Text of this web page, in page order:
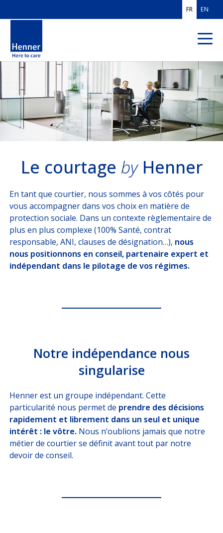
FR EN
QUI SOMMES- NOUS ?
Conseil
Gestion
CLIENTSFRANCE
CLIENTS MOBILITÉINTERNATIONALE
ESPACE CLIENT
ASSURÉ
ORGANISATION INTERNATIONALE
Le courtage byHenner
En tant que courtier, nous sommes à vos côtés pour
vous accompagner dans vos choix en matière de
protection sociale. Dans un contexte règlementaire de
plus en plus complexe (100% Santé, contrat
responsable, ANI, clauses de désignation…), nous
nous positionnons en conseil, partenaire expert et
indépendant dans le pilotage de vos régimes.
Notre indépendance nous
singularise
Henner est un groupe indépendant. Cette
particularité nous permet de prendre des décisions
rapidement et librement dans un seul et unique
intérêt : le vôtre. Nous n’oublions jamais que notre
métier de courtier se définit avant tout par notre
devoir de conseil.